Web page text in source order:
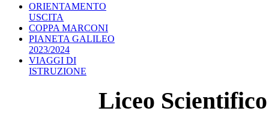
ORIENTAMENTO
USCITA
COPPA MARCONI
PIANETA GALILEO
2023/2024
VIAGGI DI
ISTRUZIONE
Liceo